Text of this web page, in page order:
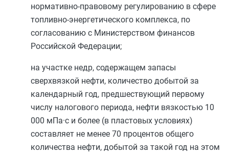
нормативно-правовому регулированию в сфере
топливно-энергетического комплекса, по
согласованию с Министерством финансов
Российской Федерации;
на участке недр, содержащем запасы
сверхвязкой нефти, количество добытой за
календарный год, предшествующий первому
числу налогового периода, нефти вязкостью 10
000 мПа·с и более (в пластовых условиях)
составляет не менее 70 процентов общего
количества нефти, добытой за такой год на этом